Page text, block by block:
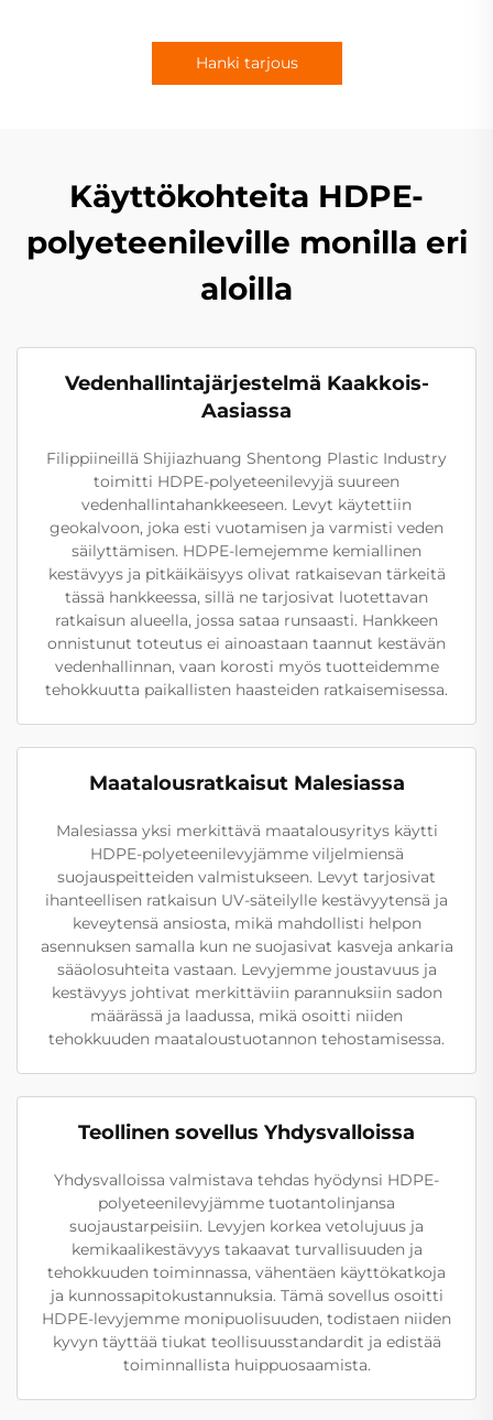
Hanki tarjous
Käyttökohteita HDPE-
polyeteenileville monilla eri
aloilla
Vedenhallintajärjestelmä Kaakkois-
Aasiassa
Filippiineillä Shijiazhuang Shentong Plastic Industry
toimitti HDPE-polyeteenilevyjä suureen
vedenhallintahankkeeseen. Levyt käytettiin
geokalvoon, joka esti vuotamisen ja varmisti veden
säilyttämisen. HDPE-lemejemme kemiallinen
kestävyys ja pitkäikäisyys olivat ratkaisevan tärkeitä
tässä hankkeessa, sillä ne tarjosivat luotettavan
ratkaisun alueella, jossa sataa runsaasti. Hankkeen
onnistunut toteutus ei ainoastaan taannut kestävän
vedenhallinnan, vaan korosti myös tuotteidemme
tehokkuutta paikallisten haasteiden ratkaisemisessa.
Maatalousratkaisut Malesiassa
Malesiassa yksi merkittävä maatalousyritys käytti
HDPE-polyeteenilevyjämme viljelmiensä
suojauspeitteiden valmistukseen. Levyt tarjosivat
ihanteellisen ratkaisun UV-säteilylle kestävyytensä ja
keveytensä ansiosta, mikä mahdollisti helpon
asennuksen samalla kun ne suojasivat kasveja ankaria
sääolosuhteita vastaan. Levyjemme joustavuus ja
kestävyys johtivat merkittäviin parannuksiin sadon
määrässä ja laadussa, mikä osoitti niiden
tehokkuuden maataloustuotannon tehostamisessa.
Teollinen sovellus Yhdysvalloissa
Yhdysvalloissa valmistava tehdas hyödynsi HDPE-
polyeteenilevyjämme tuotantolinjansa
suojaustarpeisiin. Levyjen korkea vetolujuus ja
kemikaalikestävyys takaavat turvallisuuden ja
tehokkuuden toiminnassa, vähentäen käyttökatkoja
ja kunnossapitokustannuksia. Tämä sovellus osoitti
HDPE-levyjemme monipuolisuuden, todistaen niiden
kyvyn täyttää tiukat teollisuusstandardit ja edistää
toiminnallista huippuosaamista.